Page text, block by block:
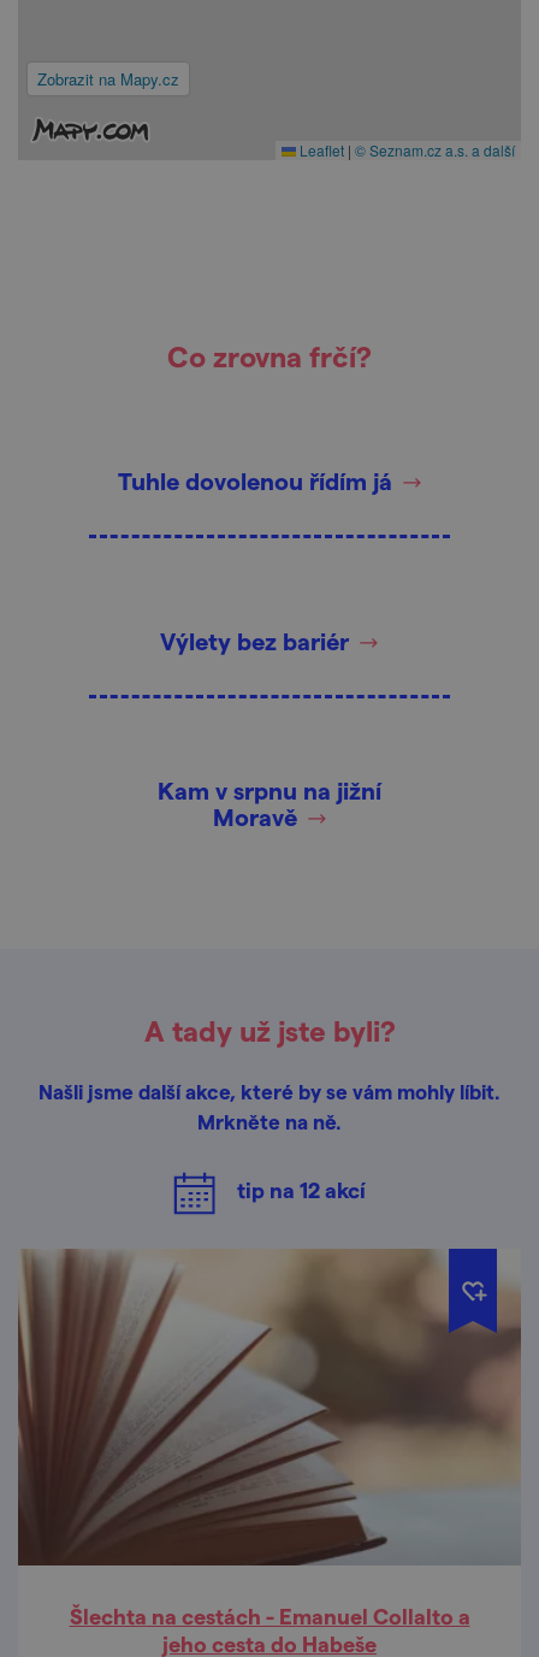
Zobrazit na Mapy.cz
Leaflet | © Seznam.cz a.s. a další
Co zrovna frčí?
Tuhle dovolenou řídím já
Výlety bez bariér
Kam v srpnu na jižní
Moravě
A tady už jste byli?
Našli jsme další akce, které by se vám mohly líbit.
Mrkněte na ně.
tip na 12akcí
Šlechta na cestách - Emanuel Collalto a
jeho cesta do Habeše